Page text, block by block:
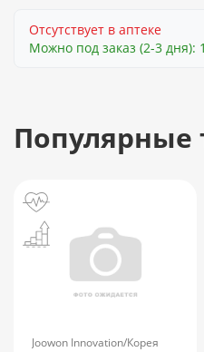
Отсутствует в аптеке
Можно под заказ (2-3 дня):
Популярные
Joowon Innovation/Корея